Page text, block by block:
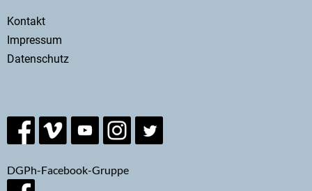
Secondary
menu
Kontakt
Impressum
Datenschutz
DGPh-Facebook-Gruppe